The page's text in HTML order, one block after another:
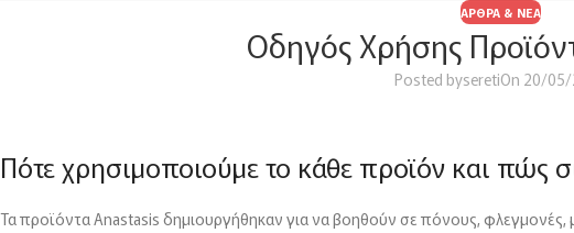
ΆΡΘΡΑ & ΝΈΑ
Οδηγός Χρήσης
Posted byseretiOn 20/
Πότε χρησιμοποιούμε το κάθε προϊόν και πώς
Τα προϊόντα Anastasis δημιουργήθηκαν για να βοηθούν σε πόνους, φλεγμονές,